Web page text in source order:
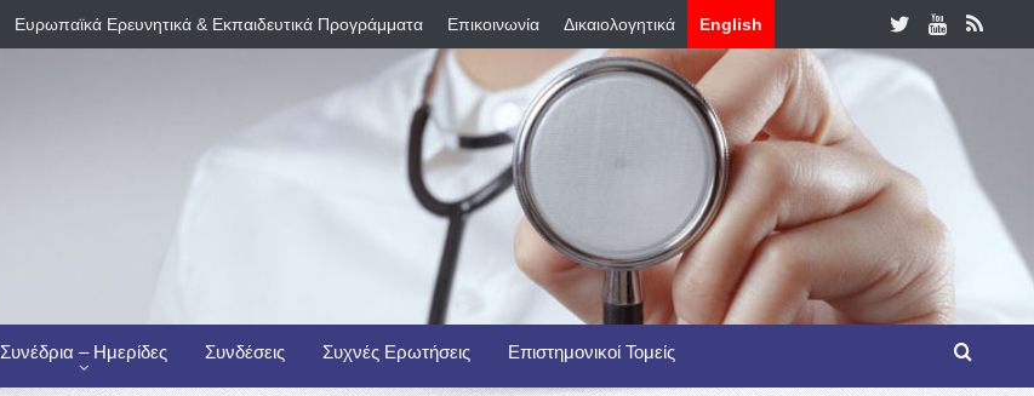
Ευρωπαϊκά Ερευνητικά & Εκπαιδευτικά Προγράμματα Επικοινωνία Δικαιολογητικά English
Συνέδρια – Ημερίδες Συνδέσεις Συχνές Ερωτήσεις Επιστημονικοί Τομείς